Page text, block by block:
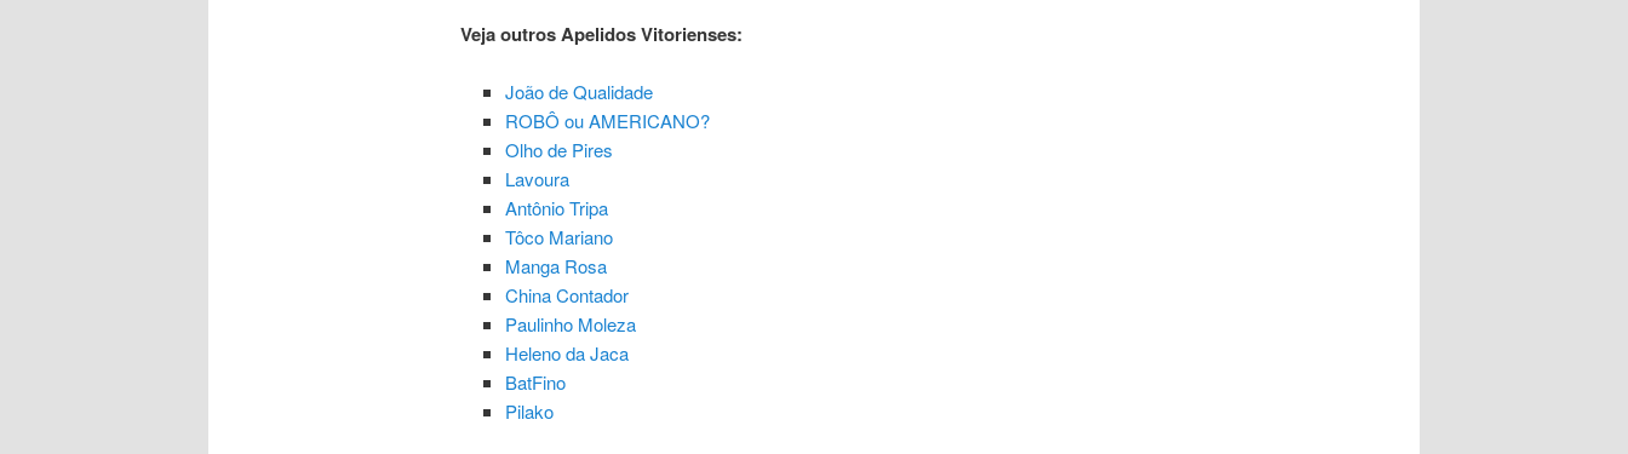
Veja outros Apelidos Vitorienses:
João de Qualidade
ROBÔ ou AMERICANO?
Olho de Pires
Lavoura
Antônio Tripa
Tôco Mariano
Manga Rosa
China Contador
Paulinho Moleza
Heleno da Jaca
BatFino
Pilako